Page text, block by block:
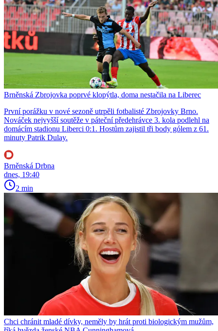
Brněnská Zbrojovka poprvé klopýtla, doma nestačila na Liberec
První porážku v nové sezoně utrpěli fotbalisté Zbrojovky Brno.
Nováček nejvyšší soutěže v páteční předehrávce 3. kola podlehl na
domácím stadionu Liberci 0:1. Hostům zajistil tři body gólem z 61.
minuty Patrik Dulay.
Brněnská Drbna
dnes, 19:40
2 min
Chci chránit mladé dívky, neměly by hrát proti biologickým mužům,